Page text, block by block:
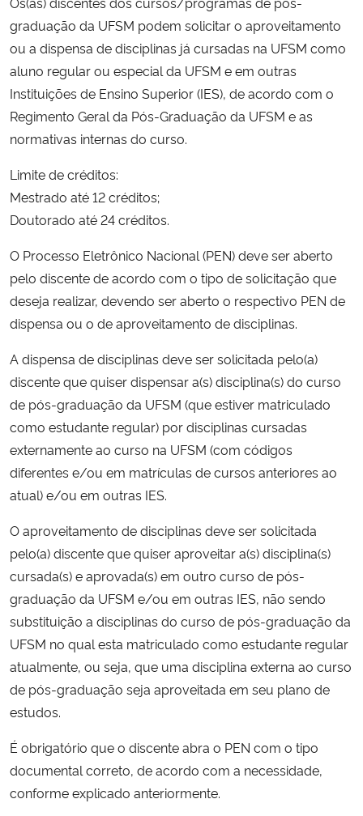
Ministério da Cidadania
Ministério da Saúde
Ministério de Minas e Energia
Ministério da Ciência, Tecnologia, Inovações e Comunicações
Ministério do Turismo
Ministério do Desenvolvimento Regional
Ministério da Mulher, da Família e dos Direitos Humanos
Secretaria-Geral
Secretaria de Governo
Advocacia-Geral da União
Banco Central do Brasil
Planalto
graduação da UFSM podem solicitar o aproveitamento
ou a dispensa de disciplinas já cursadas na UFSM como
aluno regular ou especial da UFSM e em outras
Instituições de Ensino Superior (IES), de acordo com o
Regimento Geral da Pós-Graduação da UFSM e as
normativas internas do curso.
Limite de créditos:
Mestrado até 12 créditos;
Doutorado até 24 créditos.
O Processo Eletrônico Nacional (PEN) deve ser aberto
pelo discente de acordo com o tipo de solicitação que
deseja realizar, devendo ser aberto o respectivo PEN de
dispensa ou o de aproveitamento de disciplinas.
A dispensa de disciplinas deve ser solicitada pelo(a)
discente que quiser dispensar a(s) disciplina(s) do curso
de pós-graduação da UFSM (que estiver matriculado
como estudante regular) por disciplinas cursadas
externamente ao curso na UFSM (com códigos
diferentes e/ou em matrículas de cursos anteriores ao
atual) e/ou em outras IES.
O aproveitamento de disciplinas deve ser solicitada
pelo(a) discente que quiser aproveitar a(s) disciplina(s)
cursada(s) e aprovada(s) em outro curso de pós-
graduação da UFSM e/ou em outras IES, não sendo
substituição a disciplinas do curso de pós-graduação da
UFSM no qual esta matriculado como estudante regular
atualmente, ou seja, que uma disciplina externa ao curso
de pós-graduação seja aproveitada em seu plano de
estudos.
É obrigatório que o discente abra o PEN com o tipo
documental correto, de acordo com a necessidade,
conforme explicado anteriormente.